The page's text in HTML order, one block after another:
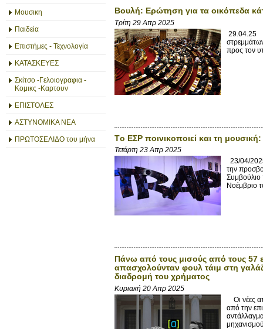
Μουσικη
Παιδεία
Επιστήμες - Τεχνολογία
ΚΑΤΑΣΚΕΥΕΣ
Σκίτσο -Γελοιογραφια -
Κομικς -Καρτουν
ΕΠΙΣΤΟΛΕΣ
ΑΣΤΥΝΟΜΙΚΑ ΝΕΑ
ΠΡΩΤΟΣΕΛΙΔΟ του μήνα
Βουλή: Ερώτηση για τα οικόπεδα
Τρίτη 29 Απρ 2025
29.04.25
προς τον
Tο ΕΣΡ ποινικοποιεί και τη
Τετάρτη 23 Απρ 2025
23/04/
την
Συμβούλιο
Νοέμβριο
Πάνω από τους μισούς από τους 57
απασχολούνταν φουλ τάιμ στη
διαδρομή του χρήματος
Κυριακή 20 Απρ 2025
Οι νέες
από την